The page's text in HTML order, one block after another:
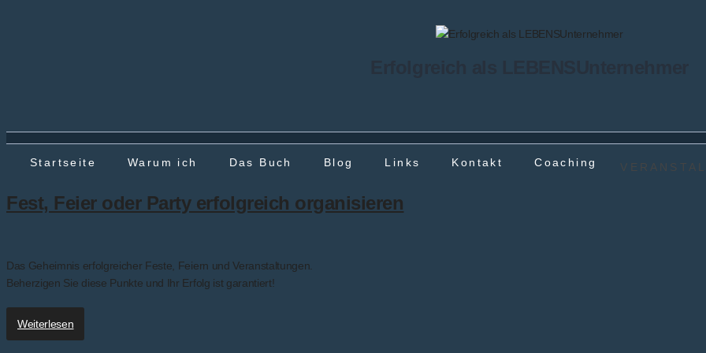
Startseite Warum ich Das Buch Blog Links Kontakt Coaching
Fest, Feier oder Party erfolgreich organisieren
Das Geheimnis erfolgreicher Feste, Feiern und Veranstaltungen.
Beherzigen Sie diese Punkte und Ihr Erfolg ist garantiert!
Weiterlesen